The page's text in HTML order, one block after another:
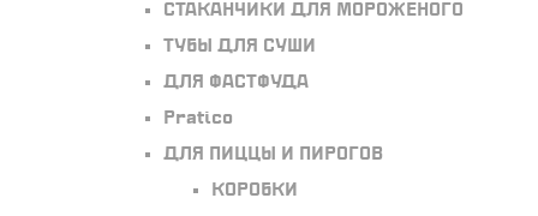
Стаканчики для мороженого
Тубы для суши
Для фастфуда
Pratico
Для пиццы и пирогов
Коробки